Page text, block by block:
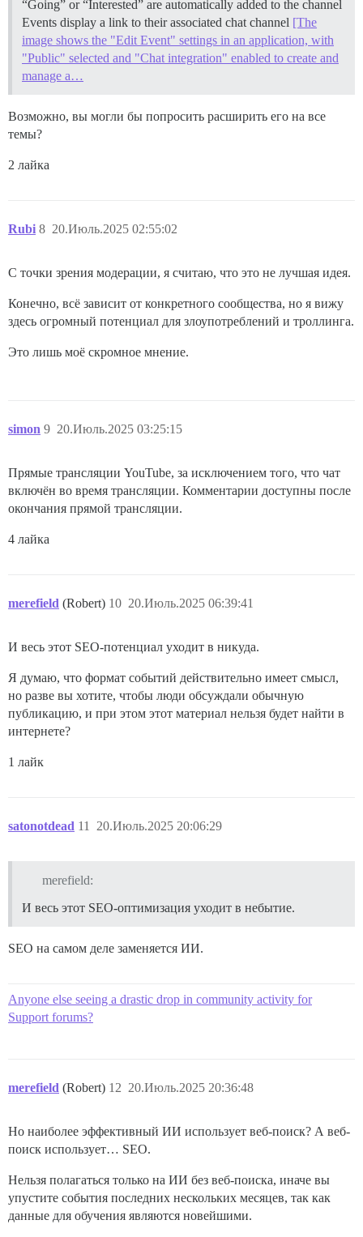
“Going” or “Interested” are automatically added to the channel
Events display a link to their associated chat channel [The
image shows the "Edit Event" settings in an application, with
"Public" selected and "Chat integration" enabled to create and
manage a…
Возможно, вы могли бы попросить расширить его на все
темы?
2 лайка
Rubi 20.Июль.2025 02:55:02
8
С точки зрения модерации, я считаю, что это не лучшая идея.
Конечно, всё зависит от конкретного сообщества, но я вижу
здесь огромный потенциал для злоупотреблений и троллинга.
Это лишь моё скромное мнение.
simon 20.Июль.2025 03:25:15
9
Прямые трансляции YouTube, за исключением того, что чат
включён во время трансляции. Комментарии доступны после
окончания прямой трансляции.
4 лайка
merefield (Robert) 20.Июль.2025 06:39:41
10
И весь этот SEO-потенциал уходит в никуда.
Я думаю, что формат событий действительно имеет смысл,
но разве вы хотите, чтобы люди обсуждали обычную
публикацию, и при этом этот материал нельзя будет найти в
интернете?
1 лайк
satonotdead 20.Июль.2025 20:06:29
11
merefield:
И весь этот SEO-оптимизация уходит в небытие.
SEO на самом деле заменяется ИИ.
Anyone else seeing a drastic drop in community activity for
Support forums?
merefield (Robert) 20.Июль.2025 20:36:48
12
Но наиболее эффективный ИИ использует веб-поиск? А веб-
поиск использует… SEO.
Нельзя полагаться только на ИИ без веб-поиска, иначе вы
упустите события последних нескольких месяцев, так как
данные для обучения являются новейшими.